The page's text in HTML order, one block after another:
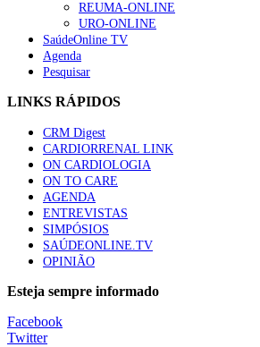
Quase quatro em cada dez
Trodelvy aprovado para primeira
61 visualizações
MAIS NOTÍCIAS
14 Set, 2022
REUMA-ONLINE
URO-ONLINE
SaúdeOnline TV
Agenda
Pesquisar
LINKS RÁPIDOS
CRM Digest
CARDIORRENAL LINK
ON CARDIOLOGIA
ON TO CARE
AGENDA
ENTREVISTAS
SIMPÓSIOS
SAÚDEONLINE.TV
OPINIÃO
Esteja sempre informado
Facebook
Twitter